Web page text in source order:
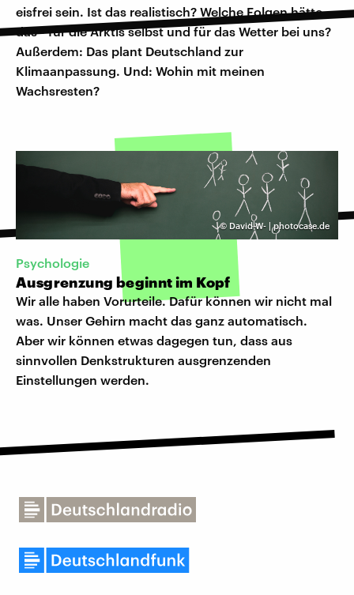
eisfrei sein. Ist das realistisch? Welche Folgen hätte
das - für die Arktis selbst und für das Wetter bei uns?
Außerdem: Das plant Deutschland zur
Klimaanpassung. Und: Wohin mit meinen
Wachsresten?
© David-W- | photocase.de
Psychologie
Ausgrenzung beginnt im Kopf
Wir alle haben Vorurteile. Dafür können wir nicht mal
was. Unser Gehirn macht das ganz automatisch.
Aber wir können etwas dagegen tun, dass aus
sinnvollen Denkstrukturen ausgrenzenden
Einstellungen werden.